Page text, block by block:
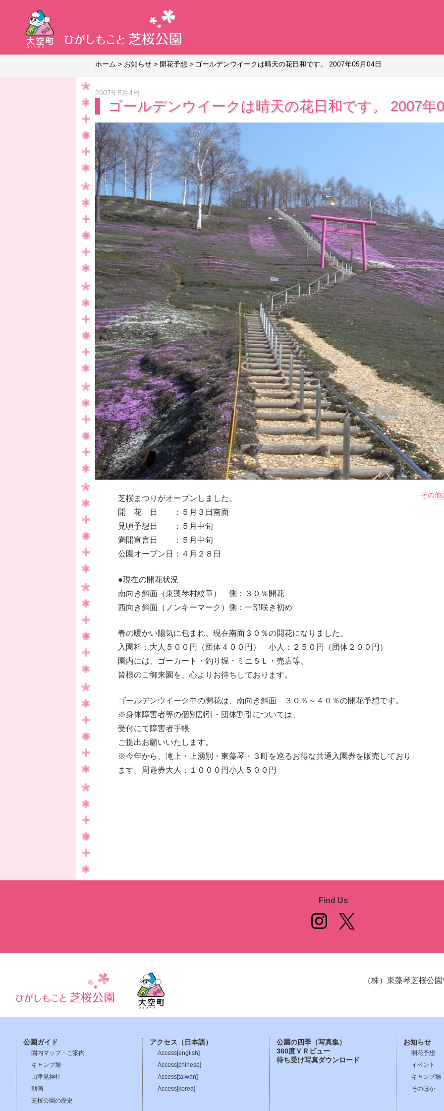
ホーム > お知らせ > 開花予想 > ゴールデンウイークは晴天の花日和です。 2007年05月04日
2007年5月4日
ゴールデンウイークは晴天の花日和です。 2007年
芝桜まつりがオープンしました。
開 花 日 ：５月３日南面
見頃予想日 ：５月中旬
満開宣言日 ：５月中旬
公園オープン日：４月２８日
●現在の開花状況
南向き斜面（東藻琴村紋章） 側：３０％開花
西向き斜面（ノンキーマーク）側：一部咲き初め
春の暖かい陽気に包まれ、現在南面３０％の開花になりました。
入園料：大人５００円（団体４００円） 小人：２５０円（団体２００円）
園内には、ゴーカート・釣り堀・ミニＳＬ・売店等、
皆様のご御来園を、心よりお待ちしております。
ゴールデンウイーク中の開花は、南向き斜面 ３０％～４０％の開花予想です。
※身体障害者等の個別割引・団体割引については、
受付にて障害者手帳
ご提出お願いいたします。
※今年から、滝上・上湧別・東藻琴・３町を巡るお得な共通入園券を販売しており
ます。周遊券大人：１０００円小人５００円
その他
Find Us
（株）東藻琴芝桜公
公園ガイド
園内マップ・ご案内
キャンプ場
山津見神社
動画
芝桜公園の歴史
アクセス（日本語）
Access[english]
Access[chinese]
Access[taiwan]
Access[korea]
公園の四季（写真集）
360度ＶＲビュー
待ち受け写真ダウンロード
お知らせ
開花予想
イベント
キャンプ場
そのほか